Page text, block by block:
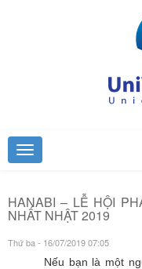
HANABI – LỄ HỘI
NHẤT NHẬT 2019
Thứ ba - 16/07/2019 07:05
Nếu bạn là một